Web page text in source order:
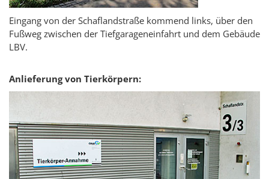
Eingang von der Schaflandstraße kommend links, über den
Fußweg zwischen der Tiefgarageneinfahrt und dem Gebäude
LBV.
Anlieferung von Tierkörpern: